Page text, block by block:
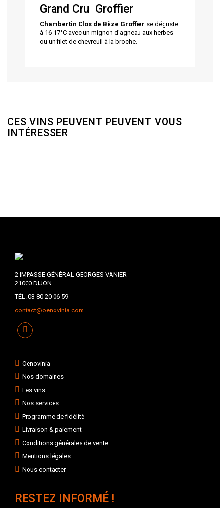
Grand Cru Groffier
Chambertin Clos de Bèze Groffier se déguste
à 16-17°C avec un mignon d'agneau aux herbes
ou un filet de chevreuil à la broche.
CES VINS PEUVENT PEUVENT VOUS
INTÉRESSER
2 IMPASSE GÉNÉRAL GEORGES VANIER
21000 DIJON
TÉL. 03 80 20 06 59
contact@oenovinia.com
Oenovinia
Nos domaines
Les vins
Nos services
Programme de fidélité
Livraison & paiement
Conditions générales de vente
Mentions légales
Nous contacter
RESTEZ INFORMÉ !